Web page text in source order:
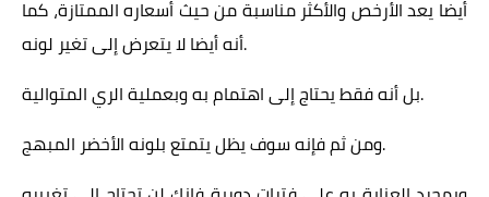
أيضا يعد الأرخص والأكثر مناسبة من حيث أسعاره الممتازة، كما
أنه أيضا لا يتعرض إلى تغير لونه.
بل أنه فقط يحتاج إلى اهتمام به وبعملية الري المتوالية.
ومن ثم فإنه سوف يظل يتمتع بلونه الأخضر المبهج.